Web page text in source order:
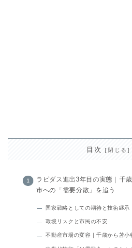
目次
ラピダス進出3年目の実態｜千
市への「需要分散」を追う
国家戦略としての期待と技術継承
環境リスクと市民の不安
不動産市場の変容｜千歳から苫小